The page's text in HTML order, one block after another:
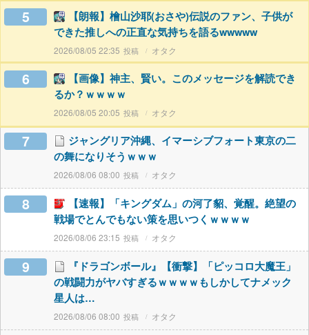
5
【朗報】檜山沙耶(おさや)伝説のファン、子供が
できた推しへの正直な気持ちを語るwwwww
2026/08/05 22:35 オタク
6
【画像】神主、賢い。このメッセージを解読でき
るか？ｗｗｗｗ
2026/08/05 20:05 オタク
7
ジャングリア沖縄、イマーシブフォート東京の二
の舞になりそうｗｗｗ
2026/08/06 08:00 オタク
8
【速報】「キングダム」の河了貂、覚醒。絶望の
戦場でとんでもない策を思いつくｗｗｗｗ
2026/08/06 23:15 オタク
9
『ドラゴンボール』【衝撃】「ピッコロ大魔王」
の戦闘力がヤバすぎるｗｗｗｗもしかしてナメック
星人は…
2026/08/06 08:00 オタク